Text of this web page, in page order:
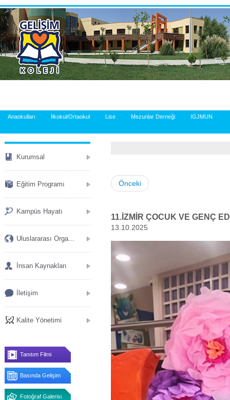
.
Anaokulları İlkokul/Ortaokul Lise Mezunlar Derneği IGJMUN
Kurumsal
Eğitim Programı
Kampüs Hayatı
Uluslararası Orga...
İnsan Kaynakları
İletişim
Kalite Yönetimi
Tanıtım Filmi
Basında Gelişim
Fotoğraf Galerisi
Önceki
11.İZMİR ÇOCUK VE GENÇ
13.10.2025